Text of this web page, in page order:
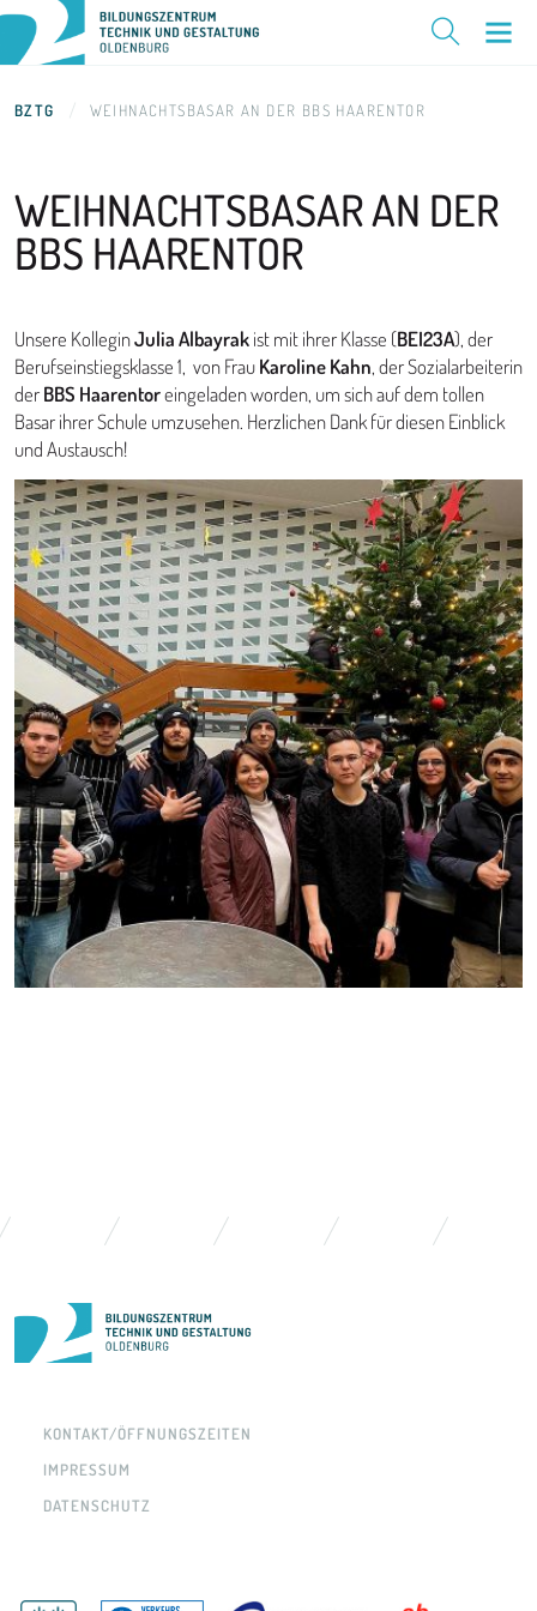
BZTG WEIHNACHTSBASAR AN DER BBS HAARENTOR
WEIHNACHTSBASAR AN DER
BBS HAARENTOR
Unsere KolleginJulia Albayrakist mit ihrer Klasse (BEI23A), der
Berufseinstiegsklasse 1, von FrauKaroline Kahn, der Sozialarbeiterin
derBBS Haarentoreingeladen worden, um sich auf dem tollen
Basar ihrer Schule umzusehen. Herzlichen Dank für diesen Einblick
und Austausch!
KONTAKT/ÖFFNUNGSZEITEN
IMPRESSUM
DATENSCHUTZ